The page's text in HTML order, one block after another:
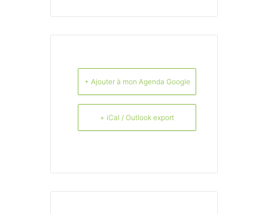
+ Ajouter à mon Agenda Google
+ iCal / Outlook export